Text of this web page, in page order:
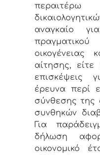
αναγκαίο
αίτησης, είτε
επισκέψεις
έρευνα περί
σύνθεσης της
συνθηκών
Για
δήλωση
οικονομικό